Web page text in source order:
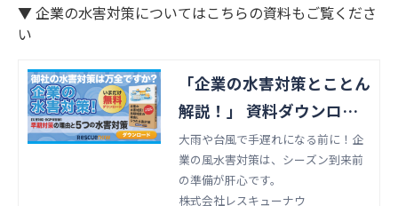
▼ 企業の水害対策についてはこちらの資料もご覧くださ
い
「企業の水害対策とことん
解説！」 資料ダウンロー
ド
大雨や台風で手遅れになる前に！企
業の風水害対策は、シーズン到来前
の準備が肝心です。
株式会社レスキューナウ